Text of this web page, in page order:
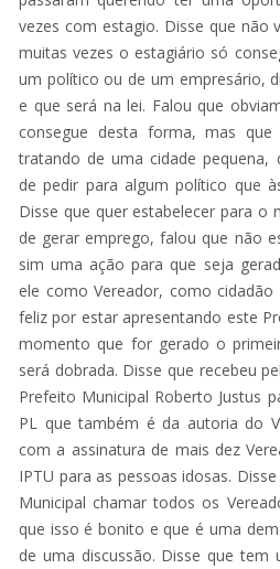
vezes com estagio. Disse que não
muitas vezes o estagiário só
um político ou de um empresário,
e que será na lei. Falou que
consegue desta forma, mas
tratando de uma cidade pequena,
de pedir para algum político que
Disse que quer estabelecer para o
de gerar emprego, falou que não
sim uma ação para que seja
ele como Vereador, como
feliz por estar apresentando este
momento que for gerado o
será dobrada. Disse que recebeu
Prefeito Municipal Roberto Justus
PL que também é da autoria do
com a assinatura de mais dez
IPTU para as pessoas idosas.
Municipal chamar todos os
que isso é bonito e que é uma
de uma discussão. Disse que tem